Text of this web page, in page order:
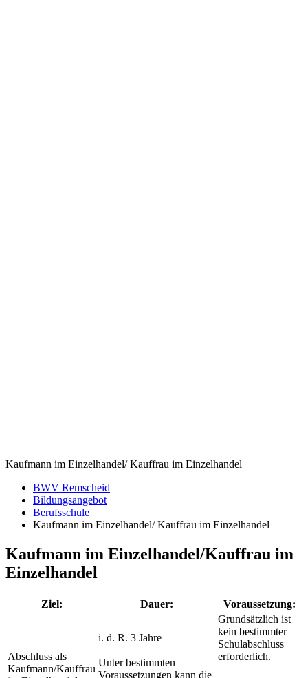
Kaufmann im Einzelhandel/ Kauffrau im Einzelhandel
BWV Remscheid
Bildungsangebot
Berufsschule
Kaufmann im Einzelhandel/ Kauffrau im Einzelhandel
Kaufmann im Einzelhandel/Kauffrau im
Einzelhandel
Ziel: Dauer: Voraussetzung:
Abschluss als
Kaufmann/Kauffrau
i. d. R. 3 Jahre
Unter bestimmten
Voraussetzungen kann die
Grundsätzlich ist
kein bestimmter
Schulabschluss
erforderlich.